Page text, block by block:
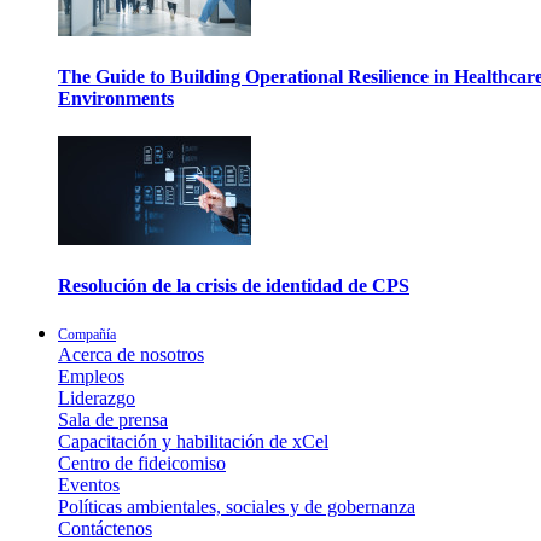
The Guide to Building Operational Resilience in
Environments
Resolución de la crisis de identidad de CPS
Compañía
Acerca de nosotros
Empleos
Liderazgo
Sala de prensa
Capacitación y habilitación de xCel
Centro de fideicomiso
Eventos
Políticas ambientales, sociales y de gobernanza
Contáctenos